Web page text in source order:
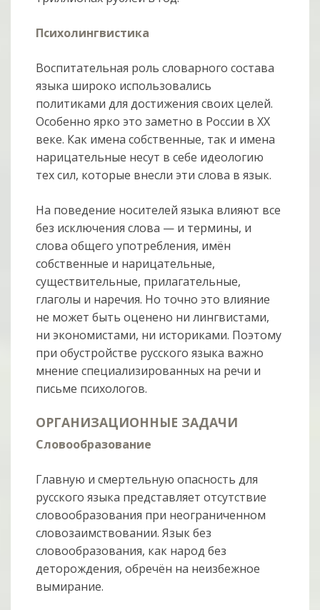
Психолингвистика
Воспитательная роль словарного состава
языка широко использовались
политиками для достижения своих целей.
Особенно ярко это заметно в России в XX
веке. Как имена собственные, так и имена
нарицательные несут в себе идеологию
тех сил, которые внесли эти слова в язык.
На поведение носителей языка влияют все
без исключения слова — и термины, и
слова общего употребления, имён
собственные и нарицательные,
существительные, прилагательные,
глаголы и наречия. Но точно это влияние
не может быть оценено ни лингвистами,
ни экономистами, ни историками. Поэтому
при обустройстве русского языка важно
мнение специализированных на речи и
письме психологов.
ОРГАНИЗАЦИОННЫЕ ЗАДАЧИ
Словообразование
Главную и смертельную опасность для
русского языка представляет отсутствие
словообразования при неограниченном
словозаимствовании. Язык без
словообразования, как народ без
деторождения, обречён на неизбежное
вымирание.